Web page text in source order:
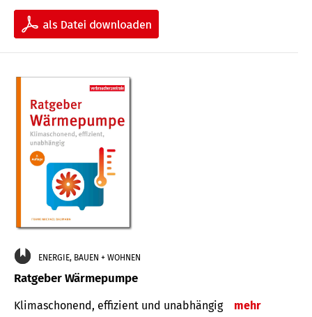
ENERGIE, BAUEN + WOHNEN
Ratgeber Wärmepumpe
Klimaschonend, effizient und unabhängig mehr